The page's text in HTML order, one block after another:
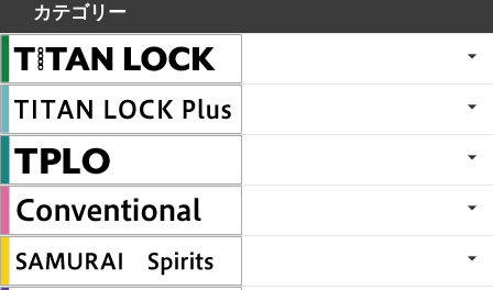
カテゴリー